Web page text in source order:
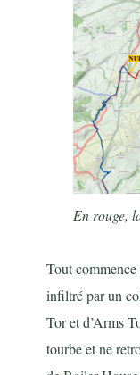
En rouge,
Tout commence
infiltré par un
Tor et d’Arms
tourbe et ne